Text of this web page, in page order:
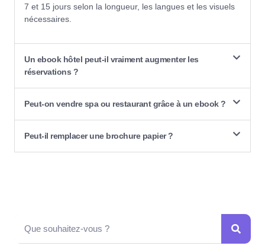
7 et 15 jours selon la longueur, les langues et les visuels
nécessaires.
Un ebook hôtel peut-il vraiment augmenter les
réservations ?
Peut-on vendre spa ou restaurant grâce à un ebook ?
Peut-il remplacer une brochure papier ?